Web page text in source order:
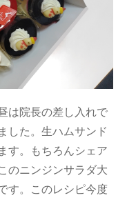
は院長の差し入れで
した。生ハムサンド
す。もちろんシェア
のニンジンサラダ大
す。このレシピ今度